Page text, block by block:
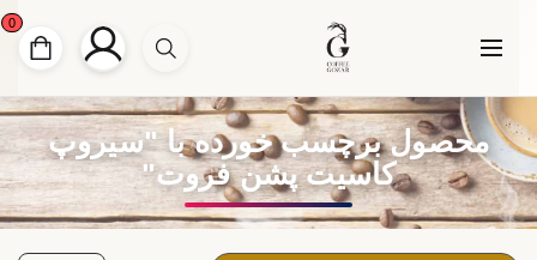
0
محصول برچسب خورده با "سیروپ
کاسیت پشن فروت"